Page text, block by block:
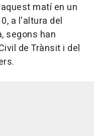
matí en un
a l'altura del
segons han
de Trànsit i del